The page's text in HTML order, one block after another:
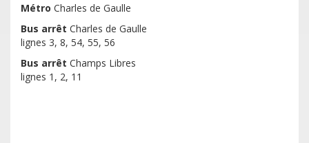
Métro Charles de Gaulle
Bus arrêt Charles de Gaulle
lignes 3, 8, 54, 55, 56
Bus arrêt Champs Libres
lignes 1, 2, 11